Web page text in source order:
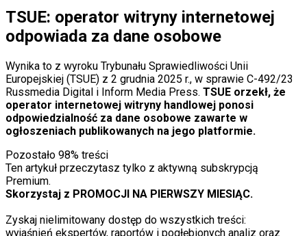
TSUE: operator witryny internetowej
odpowiada za dane osobowe
Wynika to z wyroku Trybunału Sprawiedliwości Unii
Europejskiej (TSUE) z 2 grudnia 2025 r., w sprawie C-492/23
Russmedia Digital i Inform Media Press. TSUE orzekł, że
operator internetowej witryny handlowej ponosi
odpowiedzialność za dane osobowe zawarte w
ogłoszeniach publikowanych na jego platformie.
Pozostało 98% treści
Ten artykuł przeczytasz tylko z aktywną subskrypcją
Premium.
Skorzystaj z PROMOCJI NA PIERWSZY MIESIĄC.
Zyskaj nielimitowany dostęp do wszystkich treści:
wyjaśnień ekspertów, raportów i pogłębionych analiz oraz